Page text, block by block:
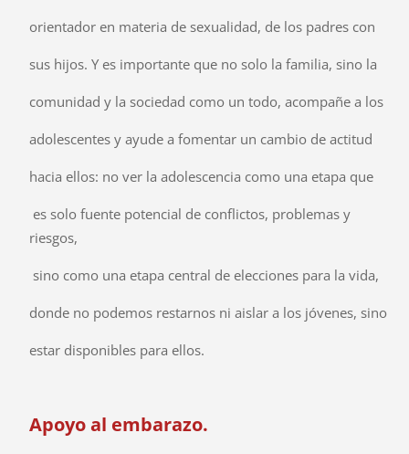
orientador en materia de sexualidad, de los padres con
sus hijos. Y es importante que no solo la familia, sino la
comunidad y la sociedad como un todo, acompañe a los
adolescentes y ayude a fomentar un cambio de actitud
hacia ellos: no ver la adolescencia como una etapa que
es solo fuente potencial de conflictos, problemas y
riesgos,
sino como una etapa central de elecciones para la vida,
donde no podemos restarnos ni aislar a los jóvenes, sino
estar disponibles para ellos.
Apoyo al embarazo.